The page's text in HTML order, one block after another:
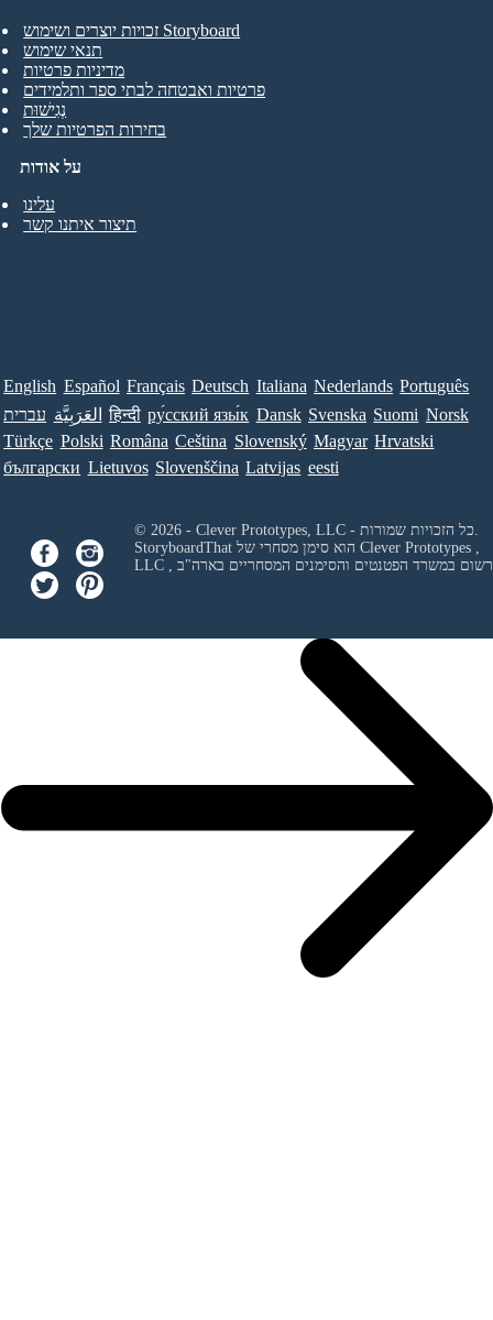
על אודות
עלינו
תיצור איתנו קשר
זכויות יוצרים ושימוש Storyboard
תנאי שימוש
מדיניות פרטיות
פרטיות ואבטחה לבתי ספר ותלמידים
נְגִישׁוּת
בחירות הפרטיות שלך
English Español Français Deutsch Italiana Nederlands Português
עברית العَرَبِيَّة हिन्दी ру́сский язы́к Dansk Svenska Suomi Norsk
Türkçe Polski Româna Ceština Slovenský Magyar Hrvatski
български Lietuvos Slovenščina Latvijas eesti
Clever Prototypes ,
LLC
ורשום במשרד הפטנטים והסימנים המסחריים בארה"ב